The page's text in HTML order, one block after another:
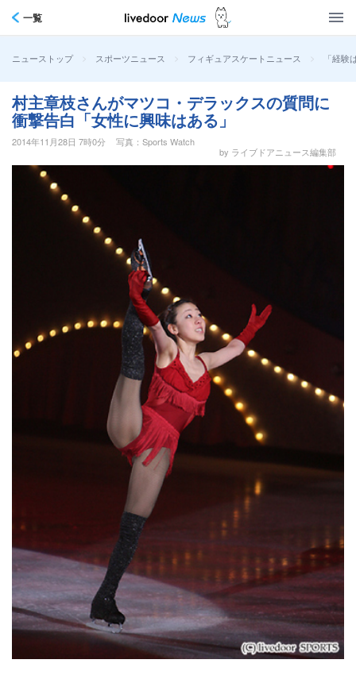
一覧
ニューストップ > スポーツニュース > フィギュアスケートニュース > 「経験
村主章枝さんがマツコ・デラックスの質問に
衝撃告白「女性に興味はある」
2014年11月28日 7時0分
写真：Sports Watch
by ライブドアニュース編集部